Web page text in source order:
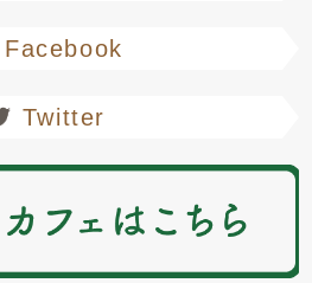
Facebook
Twitter